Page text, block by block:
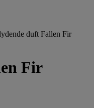
duft Fallen Fir
Fir